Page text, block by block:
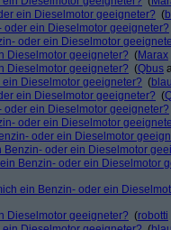
ein Dieselmotor geeigneter? (
oder ein Dieselmotor geeigneter?
oder ein Dieselmotor
Dieselmotor geeigneter? (Marax
Dieselmotor geeigneter? (Qbus
Dieselmotor geeigneter? (
ein Dieselmotor geeigneter? (
oder ein Dieselmotor geeigneter?
oder ein Dieselmotor
oder ein Dieselmotor
Benzin- oder ein Dieselmotor
Benzin- oder ein Dieselmotor
ein Benzin- oder ein
Dieselmotor geeigneter? (robotti